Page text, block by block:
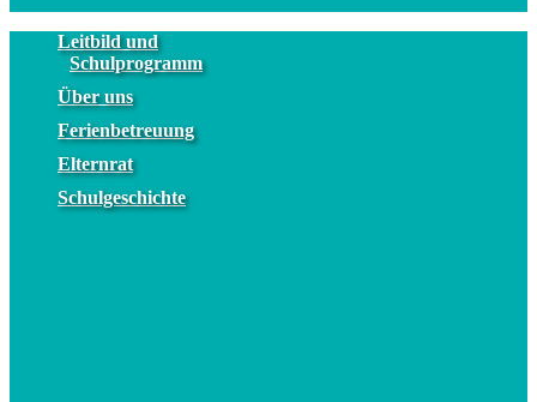
Leitbild und
Schulprogramm
Über uns
Ferienbetreuung
Elternrat
Schulgeschichte